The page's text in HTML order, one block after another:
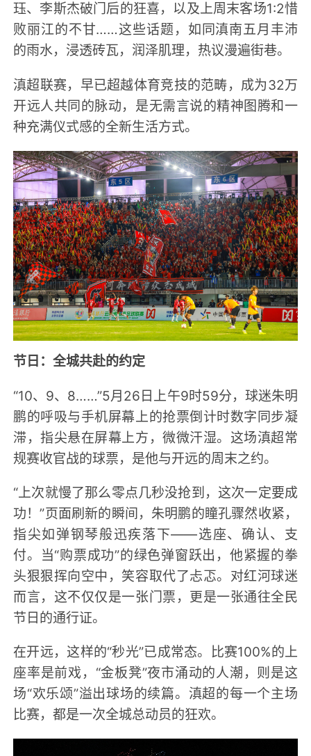
珏、李斯杰破门后的狂喜，以及上周末客场1:2惜
败丽江的不甘……这些话题，如同滇南五月丰沛
的雨水，浸透砖瓦，润泽肌理，热议漫遍街巷。
滇超联赛，早已超越体育竞技的范畴，成为32万
开远人共同的脉动，是无需言说的精神图腾和一
种充满仪式感的全新生活方式。
节日：全城共赴的约定
“10、9、8……”5月26日上午9时59分，球迷朱明
鹏的呼吸与手机屏幕上的抢票倒计时数字同步凝
滞，指尖悬在屏幕上方，微微汗湿。这场滇超常
规赛收官战的球票，是他与开远的周末之约。
“上次就慢了那么零点几秒没抢到，这次一定要成
功！”页面刷新的瞬间，朱明鹏的瞳孔骤然收紧，
指尖如弹钢琴般迅疾落下——选座、确认、支
付。当“购票成功”的绿色弹窗跃出，他紧握的拳
头狠狠挥向空中，笑容取代了忐忑。对红河球迷
而言，这不仅仅是一张门票，更是一张通往全民
节日的通行证。
在开远，这样的“秒光”已成常态。比赛100%的上
座率是前戏，“金板凳”夜市涌动的人潮，则是这
场“欢乐颂”溢出球场的续篇。滇超的每一个主场
比赛，都是一次全城总动员的狂欢。